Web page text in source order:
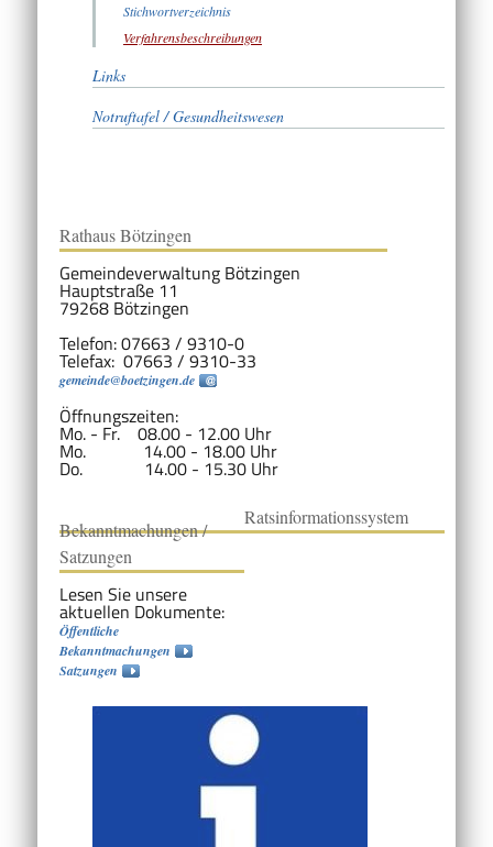
Stichwortverzeichnis
Verfahrensbeschreibungen
Links
Notruftafel / Gesundheitswesen
Rathaus Bötzingen
Gemeindeverwaltung Bötzingen
Hauptstraße 11
79268 Bötzingen
Telefon: 07663 / 9310-0
Telefax: 07663 / 9310-33
gemeinde@boetzingen.de
Öffnungszeiten:
Mo. - Fr. 08.00 - 12.00 Uhr
Mo. 14.00 - 18.00 Uhr
Do. 14.00 - 15.30 Uhr
Bekanntmachungen /
Satzungen
Lesen Sie unsere
aktuellen Dokumente:
Öffentliche
Bekanntmachungen
Satzungen
Ratsinformationssystem